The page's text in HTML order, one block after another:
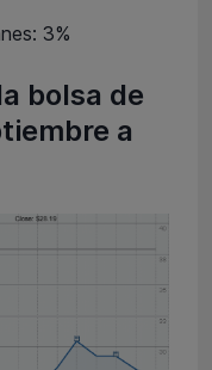
3%
bolsa de
a